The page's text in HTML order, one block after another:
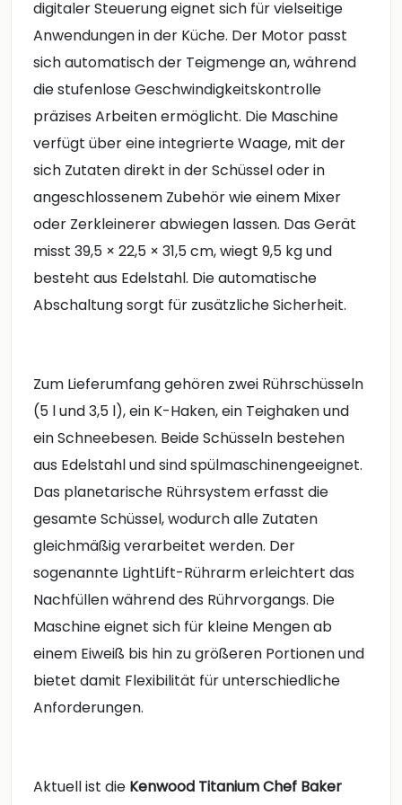
digitaler Steuerung eignet sich für vielseitige
Anwendungen in der Küche. Der Motor passt
sich automatisch der Teigmenge an, während
die stufenlose Geschwindigkeitskontrolle
präzises Arbeiten ermöglicht. Die Maschine
verfügt über eine integrierte Waage, mit der
sich Zutaten direkt in der Schüssel oder in
angeschlossenem Zubehör wie einem Mixer
oder Zerkleinerer abwiegen lassen. Das Gerät
misst 39,5 × 22,5 × 31,5 cm, wiegt 9,5 kg und
besteht aus Edelstahl. Die automatische
Abschaltung sorgt für zusätzliche Sicherheit.
Zum Lieferumfang gehören zwei Rührschüsseln
(5 l und 3,5 l), ein K-Haken, ein Teighaken und
ein Schneebesen. Beide Schüsseln bestehen
aus Edelstahl und sind spülmaschinengeeignet.
Das planetarische Rührsystem erfasst die
gesamte Schüssel, wodurch alle Zutaten
gleichmäßig verarbeitet werden. Der
sogenannte LightLift-Rührarm erleichtert das
Nachfüllen während des Rührvorgangs. Die
Maschine eignet sich für kleine Mengen ab
einem Eiweiß bis hin zu größeren Portionen und
bietet damit Flexibilität für unterschiedliche
Anforderungen.
Aktuell ist die Kenwood Titanium Chef Baker